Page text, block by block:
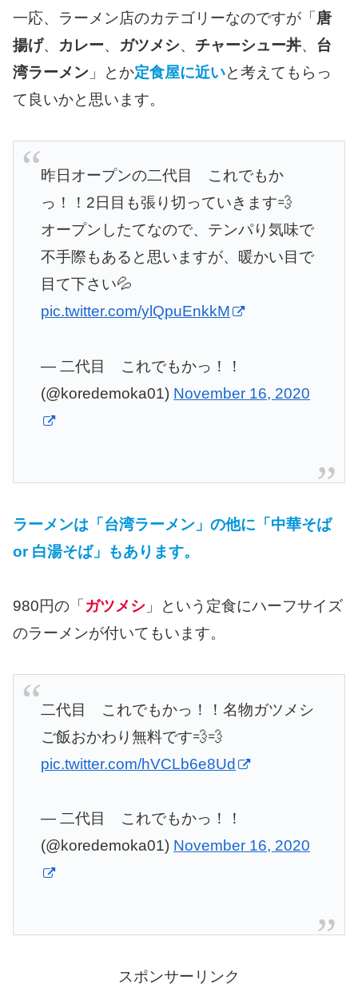
一応、ラーメン店のカテゴリーなのですが「唐
揚げ、 カレー、 ガツメシ、 チャーシュー丼、 台
湾ラーメン 」とか定食屋に近いと考えてもらっ
て良いかと思います。
昨日オープンの二代目 これでもか
っ！！2日目も張り切っていきます💨
オープンしたてなので、テンパり気味で
不手際もあると思いますが、暖かい目で
目て下さい💦
pic.twitter.com/ylQpuEnkkM
— 二代目 これでもかっ！！
(@koredemoka01) November 16, 2020
ラーメンは「台湾ラーメン」の他に「中華そば
or 白湯そば」もあります。
980円の「ガツメシ 」という定食にハーフサイズ
のラーメンが付いてもいます。
二代目 これでもかっ！！名物ガツメシ
ご飯おかわり無料です💨💨
pic.twitter.com/hVCLb6e8Ud
— 二代目 これでもかっ！！
(@koredemoka01) November 16, 2020
スポンサーリンク